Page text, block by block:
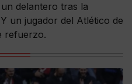
delantero tras la
un jugador del Atlético de
refuerzo.